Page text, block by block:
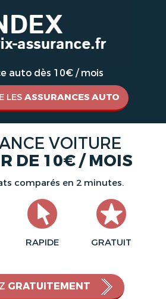
auto dès 10€ / mois
LES ASSURANCES AUTO
VOITURE
DE 10€ / MOIS
comparés en 2 minutes.
RAPIDE GRATUIT
GRATUITEMENT